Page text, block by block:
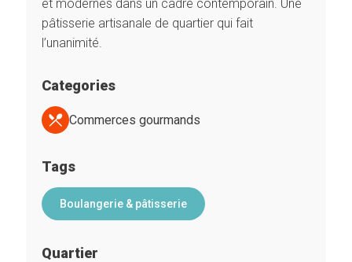
et modernes dans un cadre contemporain. Une
pâtisserie artisanale de quartier qui fait
l’unanimité.
Categories
Commerces gourmands
Tags
Boulangerie & pâtisserie
Quartier